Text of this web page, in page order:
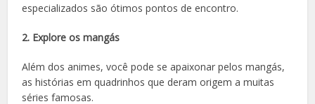
especializados são ótimos pontos de encontro.
2. Explore os mangás
Além dos animes, você pode se apaixonar pelos mangás,
as histórias em quadrinhos que deram origem a muitas
séries famosas.